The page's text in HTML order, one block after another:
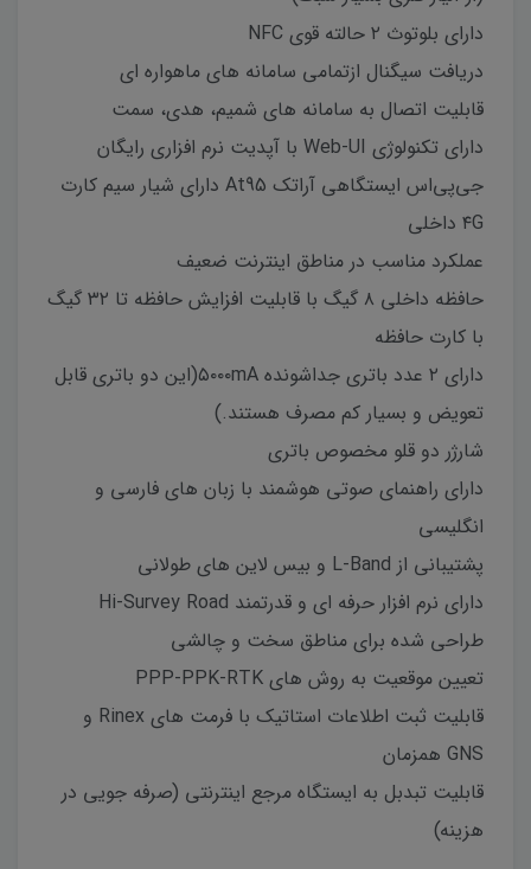
دارای بلوتوث ۲ حالته قوی NFC
دریافت سیگنال ازتمامی سامانه های ماهواره ای
قابلیت اتصال به سامانه های شمیم، هدی، سمت
دارای تکنولوژی Web-UI با آپدیت نرم افزاری رایگان
جی‌پی‌اس ایستگاهی آراتک At95 دارای شیار سیم کارت
۴G داخلی
عملکرد مناسب در مناطق اینترنت ضعیف
حافظه داخلی ۸ گیگ با قابلیت افزایش حافظه تا ۳۲ گیگ
با کارت حافظه
دارای ۲ عدد باتری جداشونده ۵۰۰۰mA(این دو باتری قابل
تعویض و بسیار کم مصرف هستند.)
شارژر دو قلو مخصوص باتری
دارای راهنمای صوتی هوشمند با زبان های فارسی و
انگلیسی
پشتیبانی از L-Band و بیس لاین های طولانی
دارای نرم افزار حرفه ای و قدرتمند Hi-Survey Road
طراحی شده برای مناطق سخت و چالشی
تعیین موقعیت به روش های PPP-PPK-RTK
قابلیت ثبت اطلاعات استاتیک با فرمت های Rinex و
GNS همزمان
قابلیت تبدبل به ایستگاه مرجع اینترنتی (صرفه جویی در
هزینه)